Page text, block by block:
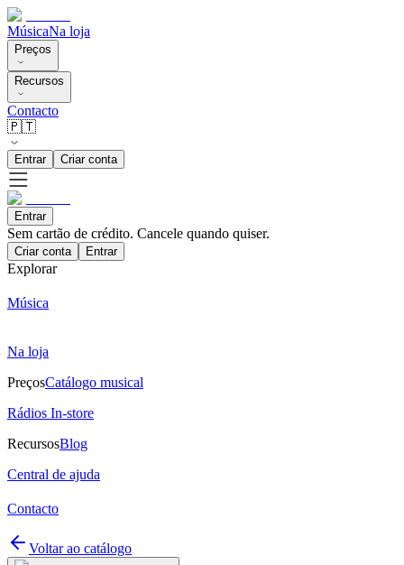
MúsicaNa loja
Preços
Recursos
Contacto
🇵🇹
Entrar Criar conta
Entrar
Sem cartão de crédito. Cancele quando quiser.
Criar conta Entrar
Explorar
Música
Na loja
PreçosCatálogo musical
Rádios In-store
RecursosBlog
Central de ajuda
Contacto
Voltar ao catálogo